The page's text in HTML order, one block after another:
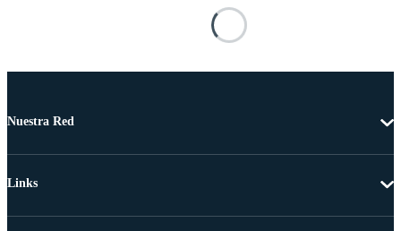
Nuestra Red
Links